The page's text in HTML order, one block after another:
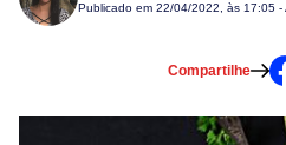
Publicado em 22/04/2022, às 17:05 -
Compartilhe